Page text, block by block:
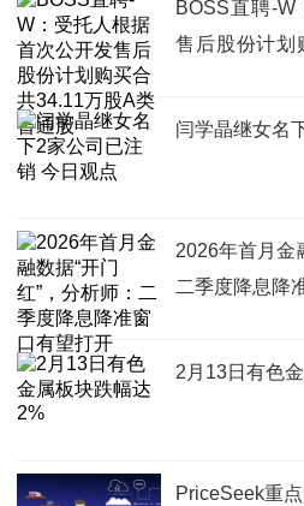
BOSS直聘-
售后股份计划
闫学晶继女名
2026年首月金
二季度降息降
2月13日有色
PriceSeek重